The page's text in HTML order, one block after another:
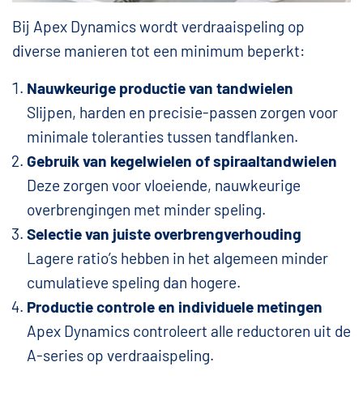
Bij Apex Dynamics wordt verdraaispeling op
diverse manieren tot een minimum beperkt:
Nauwkeurige productie van tandwielen
Slijpen, harden en precisie-passen zorgen voor
minimale toleranties tussen tandflanken.
Gebruik van kegelwielen of spiraaltandwielen
Deze zorgen voor vloeiende, nauwkeurige
overbrengingen met minder speling.
Selectie van juiste overbrengverhouding
Lagere ratio’s hebben in het algemeen minder
cumulatieve speling dan hogere.
Productie controle en individuele metingen
Apex Dynamics controleert alle reductoren uit de
A-series op verdraaispeling.